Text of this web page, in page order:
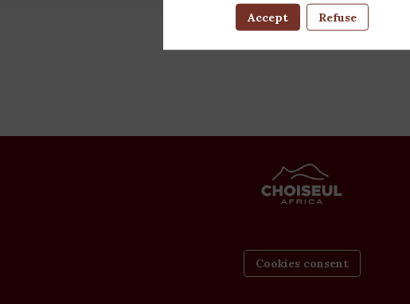
Cookies consent
Accept Refuse